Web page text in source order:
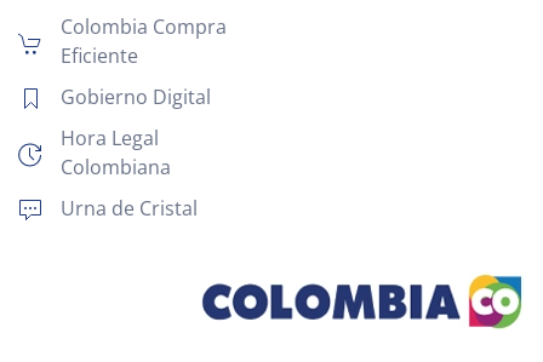
Colombia Compra
Eficiente
Gobierno Digital
Hora Legal
Colombiana
Urna de Cristal